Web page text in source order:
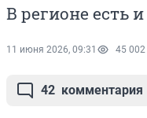
В регионе есть
11 июня 2026, 09:31 45 002
42 комментария